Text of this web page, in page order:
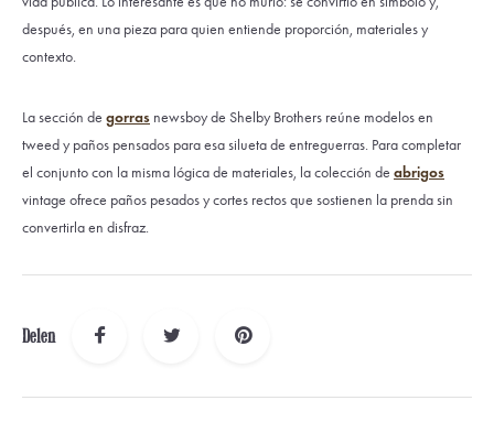
después, en una pieza para quien entiende proporción, materiales y
contexto.
La sección de gorras newsboy de Shelby Brothers reúne modelos en
tweed y paños pensados para esa silueta de entreguerras. Para completar
el conjunto con la misma lógica de materiales, la colección de abrigos
vintage ofrece paños pesados y cortes rectos que sostienen la prenda sin
convertirla en disfraz.
Delen